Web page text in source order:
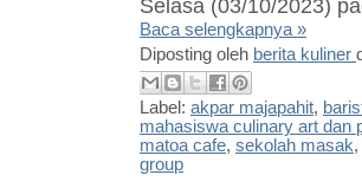
Baca selengkapnya »
Diposting oleh berita kuliner
Label: akpar majapahit,
mahasiswa culinary art dan
matoa cafe, sekolah masak,
group